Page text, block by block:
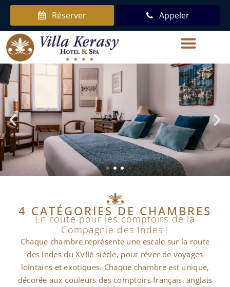
Réserver Appeler
4 CATÉGORIES DE CHAMBRES
En route pour les comptoirs de la
Compagnie des Indes !
Chaque chambre représente une escale sur la route
des Indes du XVIIè siècle, pour rêver de voyages
lointains et exotiques. Chaque chambre est unique,
décorée aux couleurs des comptoirs français, anglais